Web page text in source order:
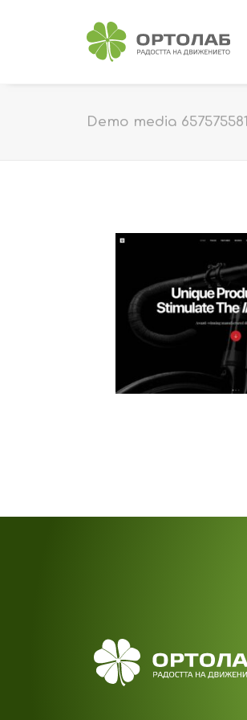
Demo media 657575581